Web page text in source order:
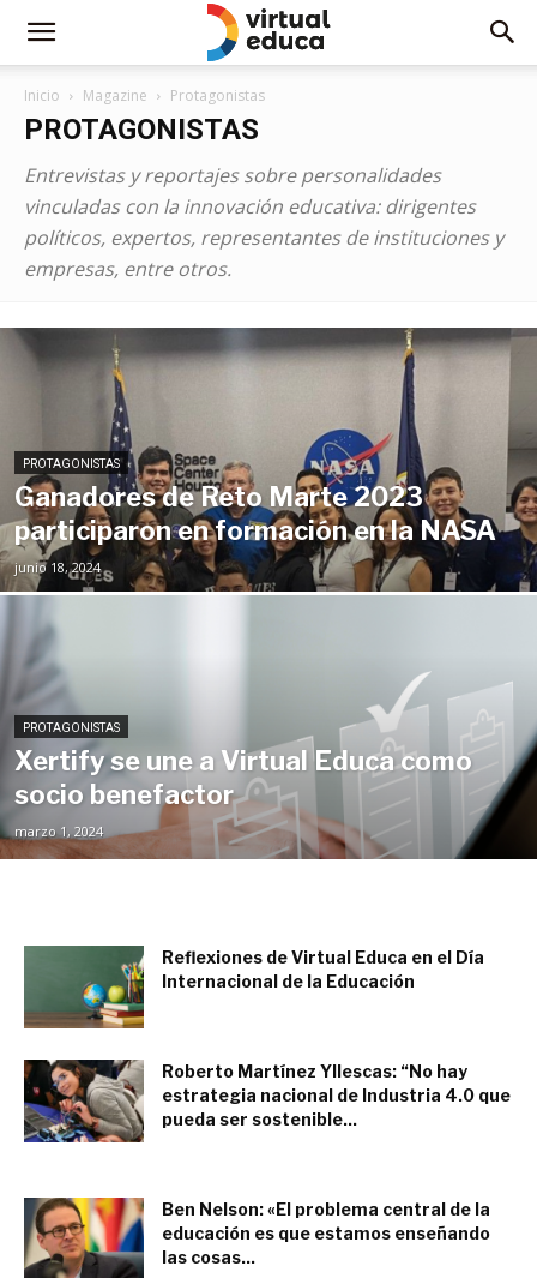
Inicio Magazine Protagonistas
PROTAGONISTAS
Entrevistas y reportajes sobre personalidades
vinculadas con la innovación educativa: dirigentes
políticos, expertos, representantes de instituciones y
empresas, entre otros.
PROTAGONISTAS
Ganadores de Reto Marte 2023
participaron en formación en la NASA
junio 18, 2024
PROTAGONISTAS
Xertify se une a Virtual Educa como
socio benefactor
marzo 1, 2024
Reflexiones de Virtual Educa en el Día
Internacional de la Educación
Roberto Martínez Yllescas: “No hay
estrategia nacional de Industria 4.0 que
pueda ser sostenible...
Ben Nelson: «El problema central de la
educación es que estamos enseñando
las cosas...